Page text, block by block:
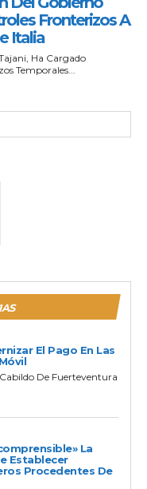
Fronterizos A
Italia
Ha Cargado
Temporales...
El Pago En Las
De Fuerteventura
La
Establecer
Procedentes De